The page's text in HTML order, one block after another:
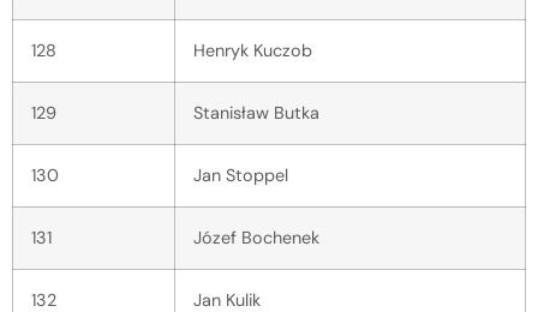
128 Henryk Kuczob
129 Stanisław Butka
130 Jan Stoppel
131 Józef Bochenek
132 Jan Kulik